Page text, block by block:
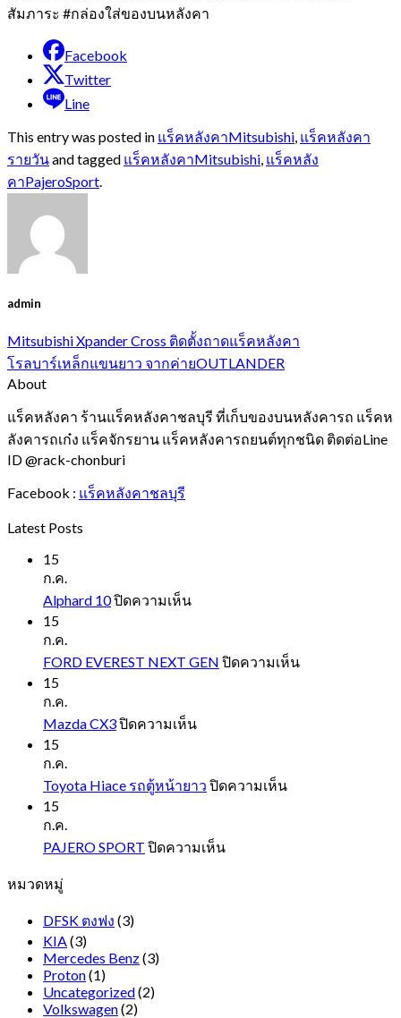
สัมภาระ #กล่องใส่ของบนหลังคา
Facebook
Twitter
Line
This entry was posted in แร็คหลังคาMitsubishi แร็คหลังคา
รายวันand tagged แร็คหลังคาMitsubishi แร็คหลัง
คาPajeroSport
admin
Mitsubishi Xpander Cross ติดตั้งถาดแร็คหลังคา
โรลบาร์เหล็กแขนยาว จากค่ายOUTLANDER
About
แร็คหลังคา ร้านแร็คหลังคาชลบุรี ที่เก็บของบนหลังคารถ แร็คห
ลังคารถเก๋ง แร็คจักรยาน แร็คหลังคารถยนต์ทุกชนิด ติดต่อLine
ID @rack-chonburi
Facebook : แร็คหลังคาชลบุรี
Latest Posts
15
ก.ค.
Alphard 10ปิดความเห็นบน
15
ก.ค.
FORD EVEREST NEXT GEN ปิดความเห็นบน
15
ก.ค.
Mazda CX3ปิดความเห็นบน
15
ก.ค.
Toyota Hiace รถตู้หน้ายาว ปิดความเห็นบน
15
ก.ค.
PAJERO SPORT ปิดความเห็นบน
หมวดหมู่
DFSK ตงฟง (3)
KIA(3)
Mercedes Benz(3)
Proton(1)
Uncategorized(2)
Volkswagen(2)